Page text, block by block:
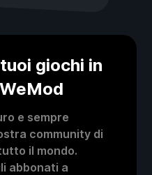
giochi in
e sempre
community di
il mondo.
abbonati a